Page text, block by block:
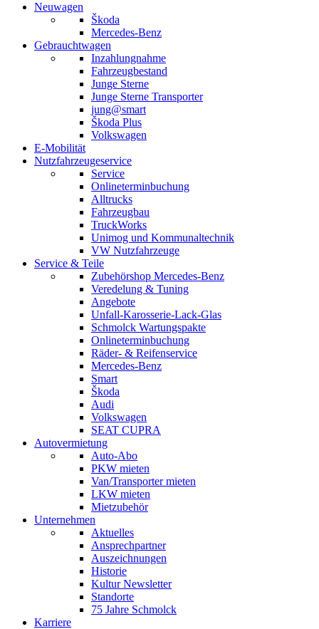
Neuwagen
Škoda
Mercedes-Benz
Gebrauchtwagen
Inzahlungnahme
Fahrzeugbestand
Junge Sterne
Junge Sterne Transporter
jung@smart
Škoda Plus
Volkswagen
E-Mobilität
Nutzfahrzeugeservice
Service
Onlineterminbuchung
Alltrucks
Fahrzeugbau
TruckWorks
Unimog und Kommunaltechnik
VW Nutzfahrzeuge
Service & Teile
Zubehörshop Mercedes-Benz
Veredelung & Tuning
Angebote
Unfall-Karosserie-Lack-Glas
Schmolck Wartungspakte
Onlineterminbuchung
Räder- & Reifenservice
Mercedes-Benz
Smart
Škoda
Audi
Volkswagen
SEAT CUPRA
Autovermietung
Auto-Abo
PKW mieten
Van/Transporter mieten
LKW mieten
Mietzubehör
Unternehmen
Aktuelles
Ansprechpartner
Auszeichnungen
Historie
Kultur Newsletter
Standorte
75 Jahre Schmolck
Karriere